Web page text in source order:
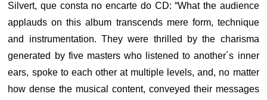
Silvert, que consta no encarte do CD: “What the audience
applauds on this album transcends mere form, technique
and instrumentation. They were thrilled by the charisma
generated by five masters who listened to another´s inner
ears, spoke to each other at multiple levels, and, no matter
how dense the musical content, conveyed their messages